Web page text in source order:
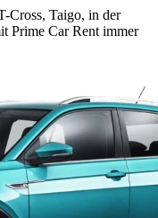
Cross, Taigo, in der
Prime Car Rent immer